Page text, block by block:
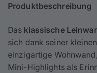
Produktbeschreibung
Das klassische
sich dank seiner
einzigartige
Mini-Highlights als